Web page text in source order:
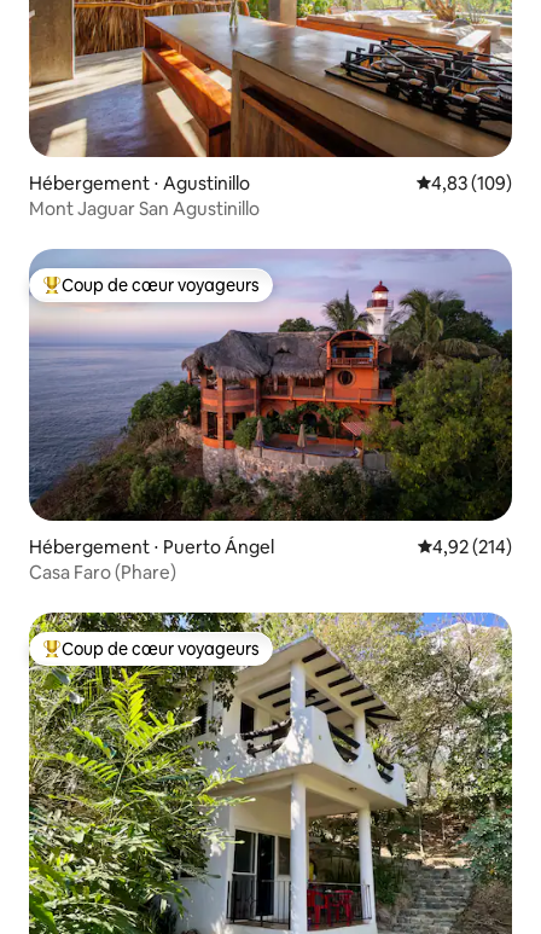
Hébergement ⋅ Agustinillo Évaluation
4,83 (109)
Mont Jaguar San Agustinillo
Coups de cœur voyageurs les plus appréciés
Coup de cœur voyageurs
Hébergement ⋅ Puerto Ángel Évaluation
4,92 (214)
Casa Faro (Phare)
Coups de cœur voyageurs les plus appréciés
Coup de cœur voyageurs